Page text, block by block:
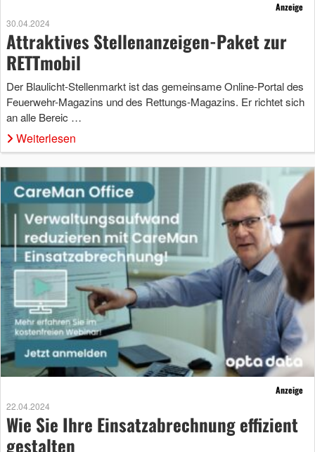
Anzeige
30.04.2024
Attraktives Stellenanzeigen-Paket zur
RETTmobil
Der Blaulicht-Stellenmarkt ist das gemeinsame Online-Portal des
Feuerwehr-Magazins und des Rettungs-Magazins. Er richtet sich
an alle Bereic …
Weiterlesen
Anzeige
22.04.2024
Wie Sie Ihre Einsatzabrechnung effizient
gestalten